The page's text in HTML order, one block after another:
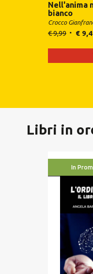
Nell'anima
bianco
Crocco
€9,99 €
Libri in
In